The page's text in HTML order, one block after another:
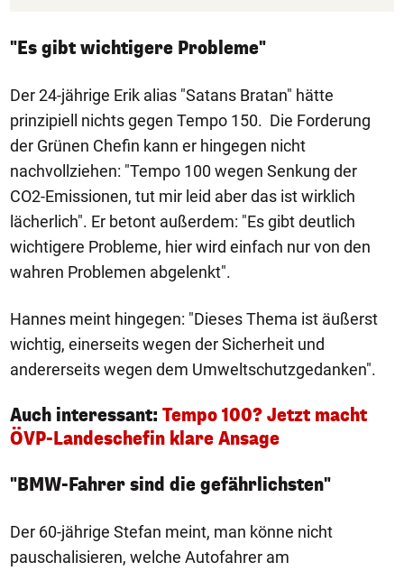
"Es gibt wichtigere Probleme"
Der 24-jährige Erik alias "Satans Bratan" hätte
prinzipiell nichts gegen Tempo 150. Die Forderung
der Grünen Chefin kann er hingegen nicht
nachvollziehen: "Tempo 100 wegen Senkung der
CO2-Emissionen, tut mir leid aber das ist wirklich
lächerlich". Er betont außerdem: "Es gibt deutlich
wichtigere Probleme, hier wird einfach nur von den
wahren Problemen abgelenkt".
Hannes meint hingegen: "Dieses Thema ist äußerst
wichtig, einerseits wegen der Sicherheit und
andererseits wegen dem Umweltschutzgedanken".
Auch interessant: Tempo 100? Jetzt macht
ÖVP-Landeschefin klare Ansage
"BMW-Fahrer sind die gefährlichsten"
Der 60-jährige Stefan meint, man könne nicht
pauschalisieren, welche Autofahrer am